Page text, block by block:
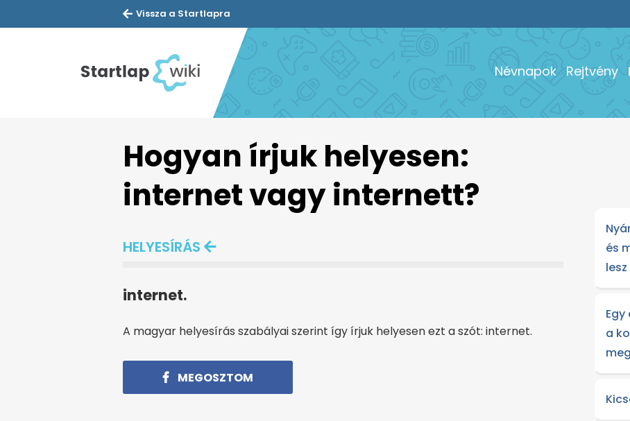
Vissza a Startlapra
Névnapok Rejtvény
Hogyan írjuk helyesen:
internet vagy internett?
HELYESÍRÁS
internet.
A magyar helyesírás szabályai szerint így írjuk helyesen ezt a szót: internet.
MEGOSZTOM
és
a